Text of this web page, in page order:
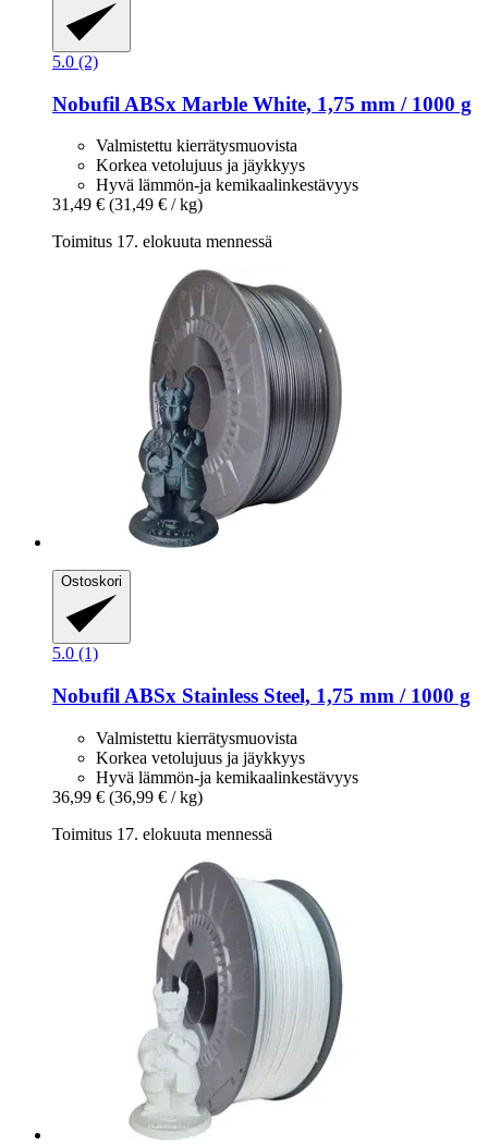
5.0 (2)
Nobufil ABSx Marble White, 1,75 mm / 1000 g
Valmistettu kierrätysmuovista
Korkea vetolujuus ja jäykkyys
Hyvä lämmön-ja kemikaalinkestävyys
31,49 € (31,49 € / kg)
Toimitus 17. elokuuta mennessä
Ostoskori
5.0 (1)
Nobufil ABSx Stainless Steel, 1,75 mm / 1000 g
Valmistettu kierrätysmuovista
Korkea vetolujuus ja jäykkyys
Hyvä lämmön-ja kemikaalinkestävyys
36,99 € (36,99 € / kg)
Toimitus 17. elokuuta mennessä